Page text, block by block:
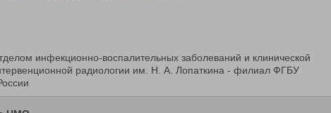
инфекционно-воспалительных заболеваний и клинической
радиологии им. Н. А. Лопаткина - филиал ФГБУ